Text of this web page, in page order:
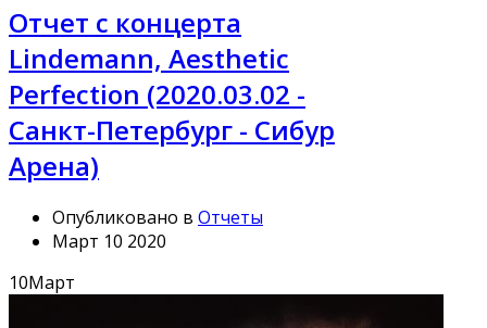
Отчет с концерта
Lindemann, Aesthetic
Perfection (2020.03.02 -
Санкт-Петербург - Сибур
Арена)
Опубликовано в Отчеты
Март 10 2020
10Март